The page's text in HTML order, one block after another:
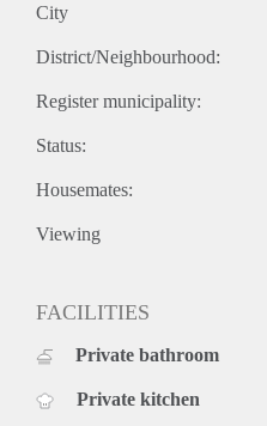
City
District/Neighbourhood:
Register municipality:
Status:
Housemates:
Viewing
FACILITIES
Private bathroom
Private kitchen